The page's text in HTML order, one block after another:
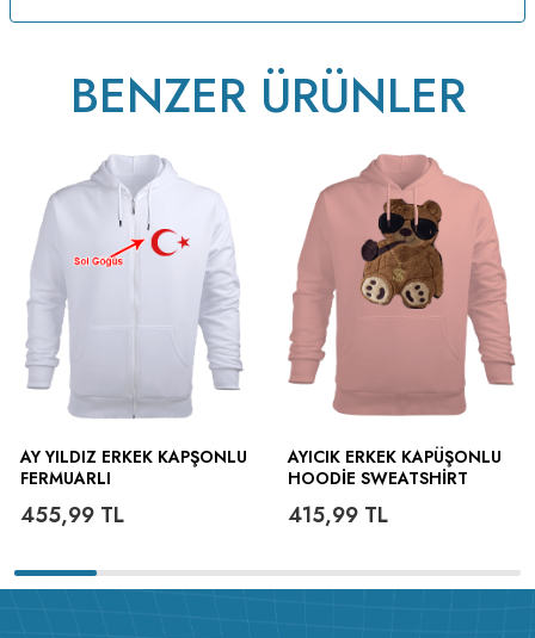
BENZER ÜRÜNLER
AY YILDIZ ERKEK KAPŞONLU
FERMUARLI
455,99 TL
AYICIK ERKEK KAPÜŞONLU
HOODIE SWEATSHIRT
415,99TL